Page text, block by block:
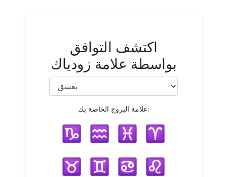
اكتشف التوافق
بواسطة علامة زودياك
علامة البروج الخاصة بك: